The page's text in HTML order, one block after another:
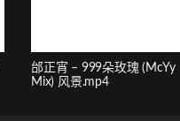
邰正宵 – 999朵玫瑰 (McYy
Mix) 风景.mp4